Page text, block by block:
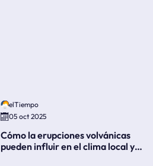
elTiempo
05 oct 2025
Cómo la erupciones volvánicas
pueden influir en el clima local y